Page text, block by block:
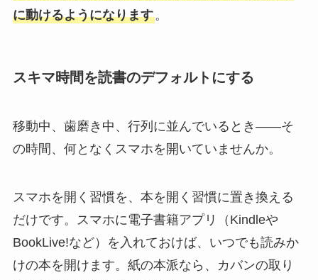
に動けるようになります。
スキマ時間を読書のデフォルトにする
移動中、歯磨き中、行列に並んでいるとき——そ
の時間、何となくスマホを開いていませんか。
スマホを開く習慣を、本を開く習慣に置き換える
だけです。スマホに電子書籍アプリ（Kindleや
BookLive!など）を入れておけば、いつでも読みか
けの本を開けます。紙の本派なら、カバンの取り